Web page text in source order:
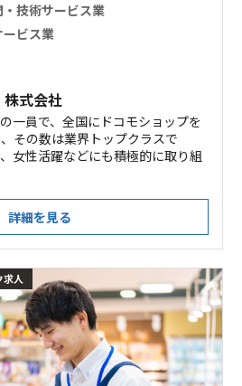
技術サービス業
ビス業
式会社
一員で、全国にドコモショップを
その数は業界トップクラスで
女性活躍などにも積極的に取り組
詳細を見る
求人